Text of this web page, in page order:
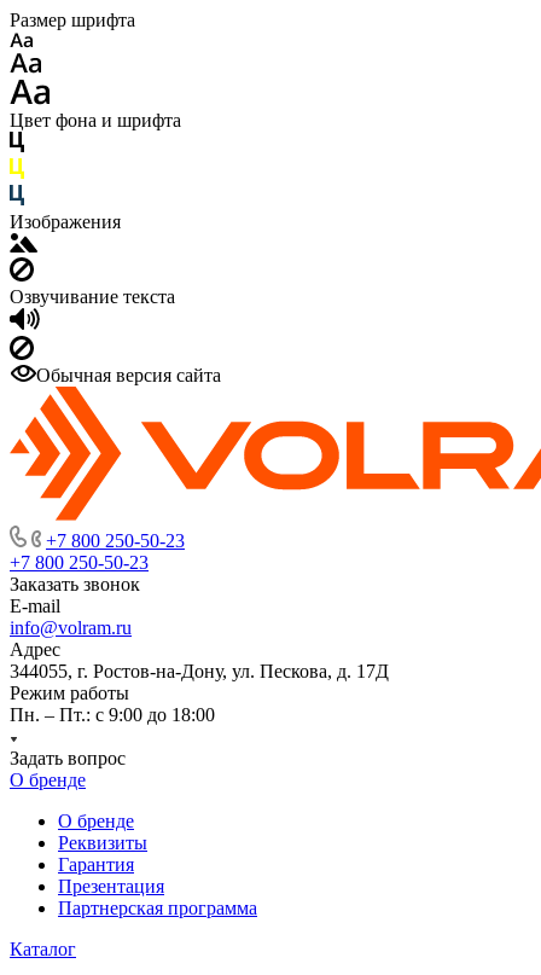
Размер шрифта
Цвет фона и шрифта
Изображения
Озвучивание текста
Обычная версия сайта
+7 800 250-50-23
+7 800 250-50-23
Заказать звонок
E-mail
info@volram.ru
Адрес
344055, г. Ростов-на-Дону, ул. Пескова, д. 17Д
Режим работы
Пн. – Пт.: с 9:00 до 18:00
Задать вопрос
О бренде
О бренде
Реквизиты
Гарантия
Презентация
Партнерская программа
Каталог